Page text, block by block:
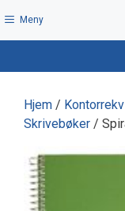
til
Meny
Hjem /
Skrivebøker /